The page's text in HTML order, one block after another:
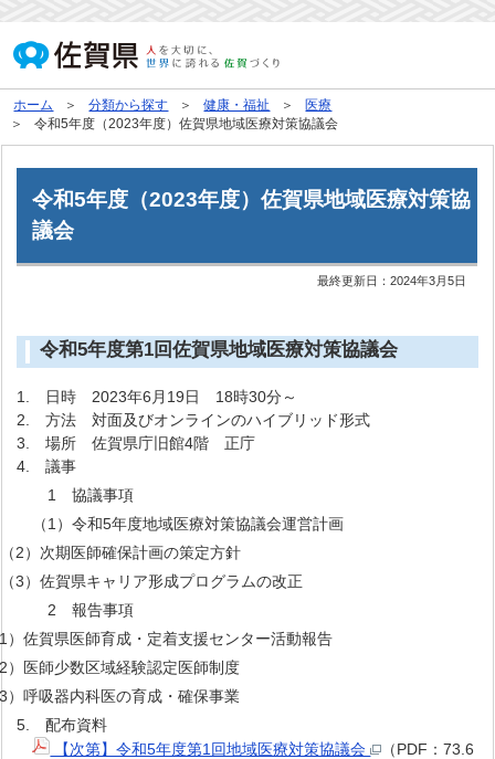
ホーム 分類から探す 健康・福祉
医療
令和5年度（2023年度）佐賀県地域医療対策協議会
令和5年度（2023年度）佐賀県地域医療対策協
議会
最終更新日：2024年3月5日
令和5年度第1回佐賀県地域医療対策協議会
1. 日時 2023年6月19日 18時30分～
2. 方法 対面及びオンラインのハイブリッド形式
3. 場所 佐賀県庁旧館4階 正庁
4. 議事
1 協議事項
（1）令和5年度地域医療対策協議会運営計画
）次期医師確保計画の策定方針
）佐賀県キャリア形成プログラムの改正
2 報告事項
佐賀県医師育成・定着支援センター活動報告
医師少数区域経験認定医師制度
呼吸器内科医の育成・確保事業
5. 配布資料
【次第】令和5年度第1回地域医療対策協議会
（PDF：73.6